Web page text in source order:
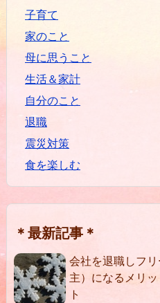
子育て
家のこと
母に思うこと
生活＆家計
自分のこと
退職
震災対策
食を楽しむ
＊最新記事＊
会社を退職しフ
主）になるメリ
ト